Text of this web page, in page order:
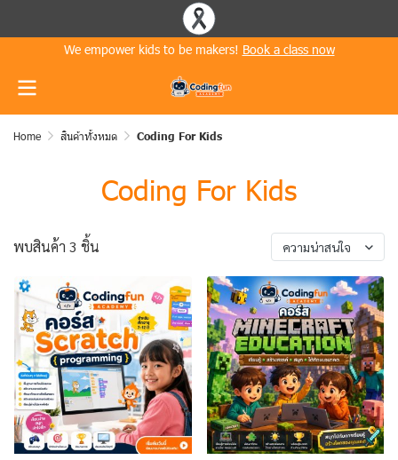
We empower kids to be makers! Book a class now
Home สินค้าทั้งหมด Coding For Kids
Coding For Kids
พบสินค้า 3 ชิ้น ความน่าสนใจ